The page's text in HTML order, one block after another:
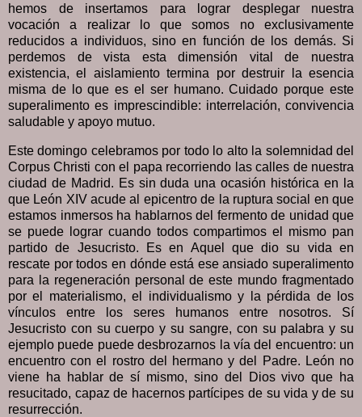
hemos de insertamos para lograr desplegar nuestra
vocación a realizar lo que somos no exclusivamente
reducidos a individuos, sino en función de los demás. Si
perdemos de vista esta dimensión vital de nuestra
existencia, el aislamiento termina por destruir la esencia
misma de lo que es el ser humano. Cuidado porque este
superalimento es imprescindible: interrelación, convivencia
saludable y apoyo mutuo.
Este domingo celebramos por todo lo alto la solemnidad del
Corpus Christi con el papa recorriendo las calles de nuestra
ciudad de Madrid. Es sin duda una ocasión histórica en la
que León XIV acude al epicentro de la ruptura social en que
estamos inmersos ha hablarnos del fermento de unidad que
se puede lograr cuando todos compartimos el mismo pan
partido de Jesucristo. Es en Aquel que dio su vida en
rescate por todos en dónde está ese ansiado superalimento
para la regeneración personal de este mundo fragmentado
por el materialismo, el individualismo y la pérdida de los
vínculos entre los seres humanos entre nosotros. Sí
Jesucristo con su cuerpo y su sangre, con su palabra y su
ejemplo puede puede desbrozarnos la vía del encuentro: un
encuentro con el rostro del hermano y del Padre. León no
viene ha hablar de sí mismo, sino del Dios vivo que ha
resucitado, capaz de hacernos partícipes de su vida y de su
resurrección.